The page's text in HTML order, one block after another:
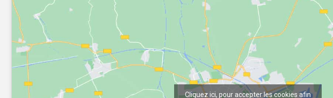
Cliquez ici, pour accepter les cookies afin